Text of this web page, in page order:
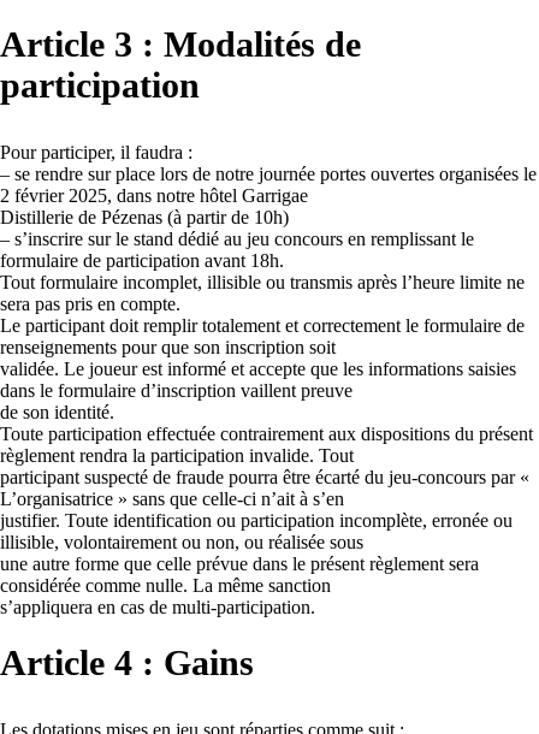
Article 3 : Modalités de
participation
Pour participer, il faudra :
– se rendre sur place lors de notre journée portes ouvertes organisées le
2 février 2025, dans notre hôtel Garrigae
Distillerie de Pézenas (à partir de 10h)
– s’inscrire sur le stand dédié au jeu concours en remplissant le
formulaire de participation avant 18h.
Tout formulaire incomplet, illisible ou transmis après l’heure limite ne
sera pas pris en compte.
Le participant doit remplir totalement et correctement le formulaire de
renseignements pour que son inscription soit
validée. Le joueur est informé et accepte que les informations saisies
dans le formulaire d’inscription vaillent preuve
de son identité.
Toute participation effectuée contrairement aux dispositions du présent
règlement rendra la participation invalide. Tout
participant suspecté de fraude pourra être écarté du jeu-concours par «
L’organisatrice » sans que celle-ci n’ait à s’en
justifier. Toute identification ou participation incomplète, erronée ou
illisible, volontairement ou non, ou réalisée sous
une autre forme que celle prévue dans le présent règlement sera
considérée comme nulle. La même sanction
s’appliquera en cas de multi-participation.
Article 4 : Gains
Les dotations mises en jeu sont réparties comme suit :